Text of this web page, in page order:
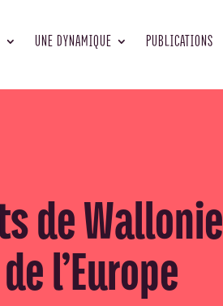
UNE DYNAMIQUE PUBLICATIONS
de Wallonie
l’Europe